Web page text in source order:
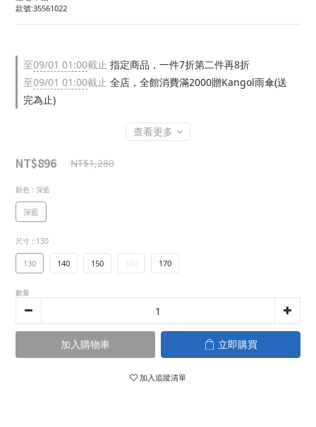
款號:35561022
至09/01 01:00截止 指定商品，一件7折第二件再8折
至09/01 01:00截止 全店，全館消費滿2000贈Kangol雨傘(送
完為止)
查看更多
NT$896 NT$1,280
顏色 : 深藍
深藍
尺寸 : 130
130 140 150 160 170
數量
加入購物車 立即購買
加入追蹤清單